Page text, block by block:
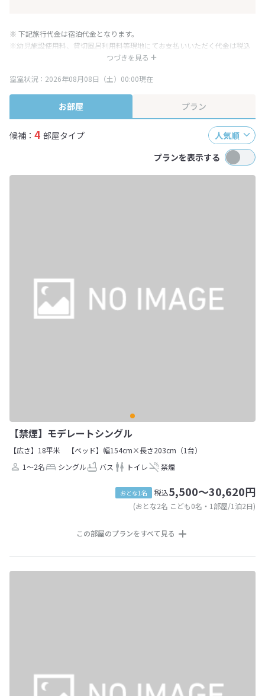
つづきを見る
※ 下記旅行代金は宿泊代金となります。
※幼児施設使用料、貸切風呂利用料等現地にてお支払いいただく代金は税込
み表記となりますが、消費税増税に伴い代金が一部変更となる場合がござい
※表示されている旅行代金・プラン内容は一定時間ごとに更新されます。最
終確認画面でご確認ください。
空室状況：2026年08月08日（土）00:00現在
お部屋 プラン
候補： 4 部屋タイプ
人気順
プランを表示する
【禁煙】モデレートシングル
【広さ】18平米
【ベッド】幅154cm×長さ203cm（1台）
1～2名
シングル バス トイレ 禁煙
おとな1名 税込5,500～30,620円
(おとな2名 こども0名・1部屋/1泊2日)
この部屋のプランをすべて見る